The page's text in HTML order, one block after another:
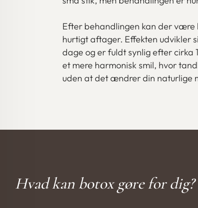
Efter behandlingen kan der være
hurtigt aftager. Effekten udvikler
dage og er fuldt synlig efter cirka
et mere harmonisk smil, hvor
uden at det ændrer din naturlige
Hvad kan botox gøre for dig?